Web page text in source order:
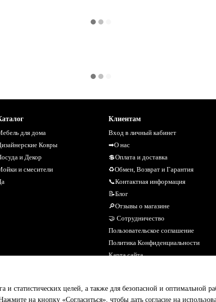
для дома
Ковры
и Декор
и смесители
Клиентам
Вход в личный кабинет
➡О нас
💲Оплата и доставка
♻Обмен, Возврат и Гарантия
📞Контактная информация
📝Блог
🔎Отзывы о магазине
🤝 Сотрудничество
Пользовательское соглашение
Политика Конфиденциальности
Карта сайта
и статистических целей, а также для безопасной и оптимальной
на кнопку «Согласиться», чтобы дать согласие на